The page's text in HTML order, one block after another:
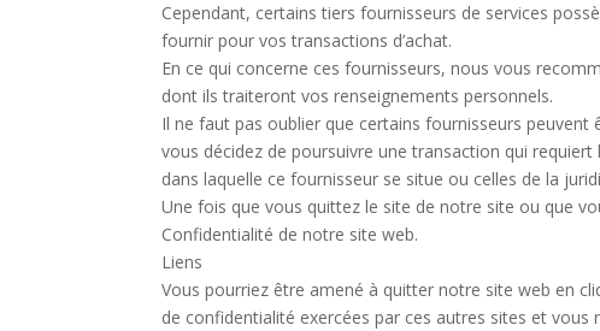
Cependant, certains tiers fournisseurs de services
fournir pour vos transactions d’achat.
En ce qui concerne ces fournisseurs, nous vous
dont ils traiteront vos renseignements personnels.
Il ne faut pas oublier que certains fournisseurs
vous décidez de poursuivre une transaction qui
dans laquelle ce fournisseur se situe ou celles de la
Une fois que vous quittez le site de notre site ou que
Confidentialité de notre site web.
Liens
Vous pourriez être amené à quitter notre site web en
de confidentialité exercées par ces autres sites et